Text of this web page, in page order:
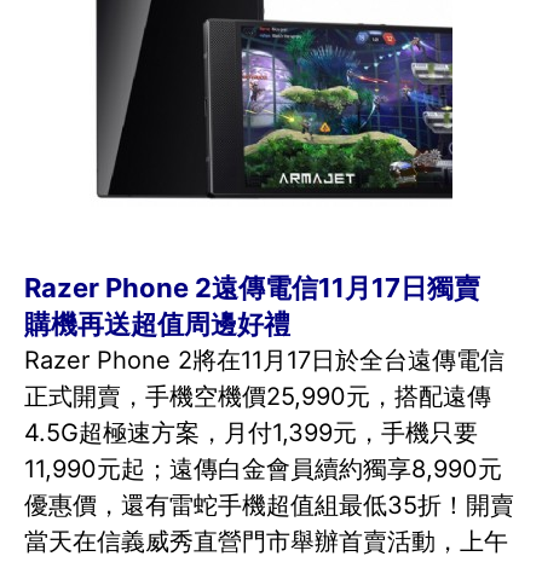
Razer Phone 2遠傳電信11月17日獨賣
購機再送超值周邊好禮
Razer Phone 2將在11月17日於全台遠傳電信
正式開賣，手機空機價25,990元，搭配遠傳
4.5G超極速方案，月付1,399元，手機只要
11,990元起；遠傳白金會員續約獨享8,990元
優惠價，還有雷蛇手機超值組最低35折！開賣
當天在信義威秀直營門市舉辦首賣活動，上午